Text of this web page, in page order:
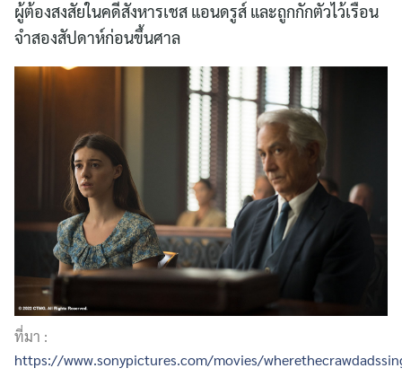
ผู้ต้องสงสัยในคดีสังหารเชส แอนดรูส์ และถูกกักตัวไว้เรือน
จำสองสัปดาห์ก่อนขึ้นศาล
ที่มา :
https://www.sonypictures.com/movies/